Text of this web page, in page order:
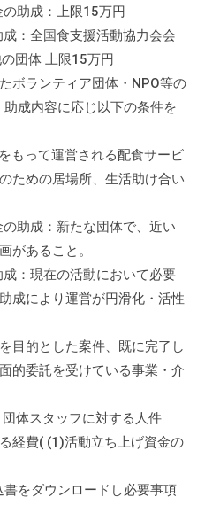
成：上限15万円
全国食支援活動協力会会
団体 上限15万円
ボランティア団体・NPO等の
成内容に応じ以下の条件を
て運営される配食サービ
ための居場所、生活助け合い
成：新たな団体で、近い
があること。
現在の活動において必要
成により運営が円滑化・活性
的とした案件、既に完了し
的委託を受けている事業・介
に対する人件
経費( (1)活動立ち上げ資金の
をダウンロードし必要事項